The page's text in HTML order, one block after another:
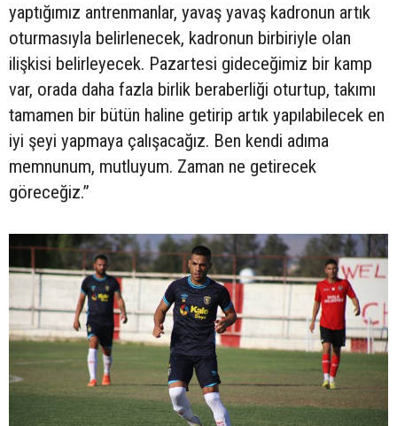
yaptığımız antrenmanlar, yavaş yavaş kadronun artık
oturmasıyla belirlenecek, kadronun birbiriyle olan
ilişkisi belirleyecek. Pazartesi gideceğimiz bir kamp
var, orada daha fazla birlik beraberliği oturtup, takımı
tamamen bir bütün haline getirip artık yapılabilecek en
iyi şeyi yapmaya çalışacağız. Ben kendi adıma
memnunum, mutluyum. Zaman ne getirecek
göreceğiz.”